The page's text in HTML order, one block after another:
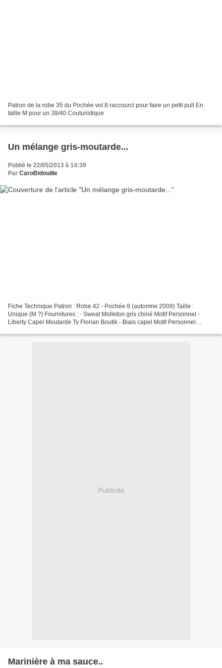
Patron de la robe 35 du Pochée vol.8 raccourci pour faire un petit pull En
taille M pour un 38/40 Couturistique
Un mélange gris-moutarde...
Publié le 22/05/2013 à 14:39
Par CaroBidouille
Fiche Technique Patron : Robe 42 - Pochée 8 (automne 2009) Taille :
Unique (M ?) Fournitures : - Sweat Molleton gris chiné Motif Personnel -
Liberty Capel Moutarde Ty Florian Boutik - Biais capel Motif Personnel
Publicité
Marinière à ma sauce..